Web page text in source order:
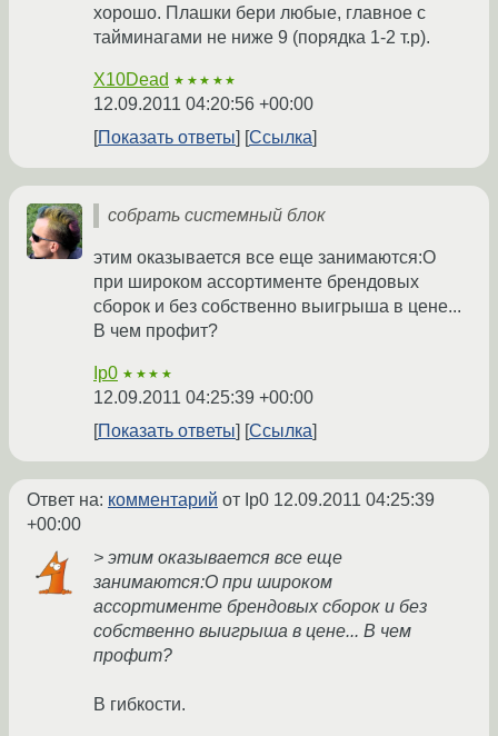
хорошо. Плашки бери любые, главное с
тайминагами не ниже 9 (порядка 1-2 т.р).
X10Dead ★★★★★
12.09.2011 04:20:56 +00:00
Показать ответы
Ссылка
собрать системный блок
этим оказывается все еще занимаются:O
при широком ассортименте брендовых
сборок и без собственно выигрыша в цене...
В чем профит?
Ip0 ★★★★
12.09.2011 04:25:39 +00:00
Показать ответы
Ссылка
Ответ на: комментарий от Ip0 12.09.2011 04:25:39
+00:00
> этим оказывается все еще
занимаются:O при широком
ассортименте брендовых сборок и без
собственно выигрыша в цене... В чем
профит?
В гибкости.